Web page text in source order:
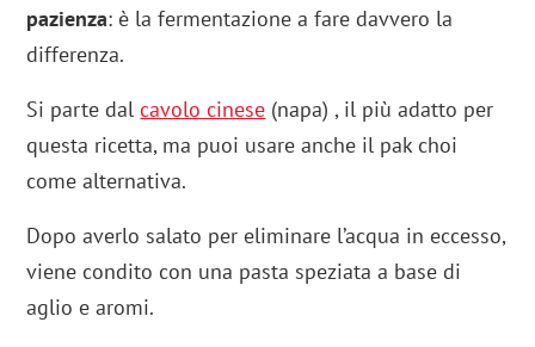
pazienza: è la fermentazione a fare davvero la
differenza.
Si parte dalcavolo cinese (napa) , il più adatto per
questa ricetta, ma puoi usare anche il pak choi
come alternativa.
Dopo averlo salato per eliminare l’acqua in eccesso,
viene condito con una pasta speziata a base di
aglio e aromi.